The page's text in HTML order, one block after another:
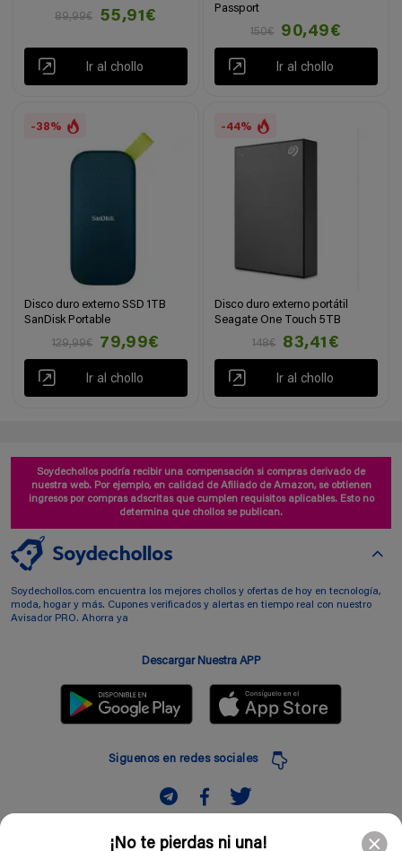
¡No te pierdas ni una!
89,99€
55,91€
Ir al chollo
Passport
150€
90,49€
Ir al chollo
-38%
Disco duro externo SSD 1TB
SanDisk Portable
129,99€
79,99€
Ir al chollo
-44%
Disco duro externo portátil
Seagate One Touch 5TB
148€
83,41€
Ir al chollo
Soydechollos podría recibir una compensación si compras derivado de
nuestra web. Por ejemplo, en calidad de Afiliado de Amazon, se obtienen
ingresos por compras adscritas que cumplen requisitos aplicables. Esto no
determina que chollos se publican.
Soydechollos.com encuentra los mejores chollos y ofertas de hoy en tecnología,
moda, hogar y más. Cupones verificados y alertas en tiempo real con nuestro
Avisador PRO. Ahorra ya
Descargar Nuestra APP
Siguenos en redes sociales
Suscribir